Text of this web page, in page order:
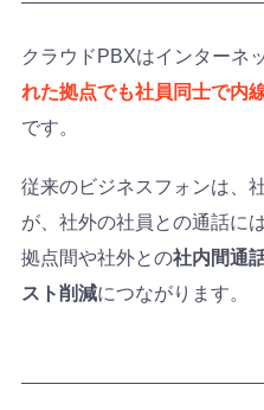
クラウドPBXはインターネ
れた拠点でも社員同士で内
です。
従来のビジネスフォンは、
が、社外の社員との通話に
拠点間や社外との社内間通
スト削減につながります。